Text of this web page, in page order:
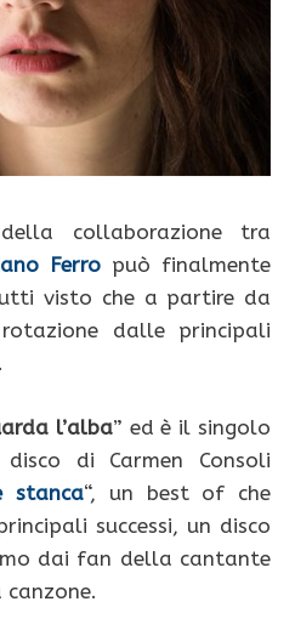
collaborazione tra
Ferropuò finalmente
visto che a partire da
dalle principali
l’alba” ed è il singolo
di Carmen Consoli
stanca“, un best of che
successi, un disco
dai fan della cantante